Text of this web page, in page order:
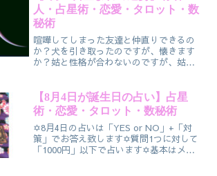
人・占星術・恋愛・タロット・数
秘術
喧嘩してしまった友達と仲直りできるの
か？犬を引き取ったのですが、懐きます
か？姑と性格が合わないのですが、姑と
携は成功するのか？別れそうな恋人と仲
直りできますか？あるバンドのファンで
すが、ギターの人と親しくなれるか？
【8月4日が誕生日の占い】占星
術・恋愛・タロット・数秘術
✡8月4日の占いは「YES or NO」+「対
策」でお答え致します✡質問1つに対して
「1000円」以下で占います✡基本はメー